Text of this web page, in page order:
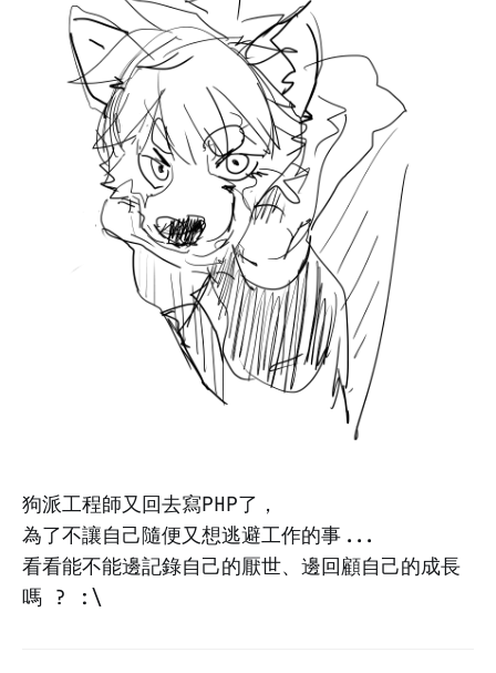
狗派工程師又回去寫PHP了，
為了不讓自己隨便又想逃避工作的事...
看看能不能邊記錄自己的厭世、邊回顧自己的成長
嗎 ? :\